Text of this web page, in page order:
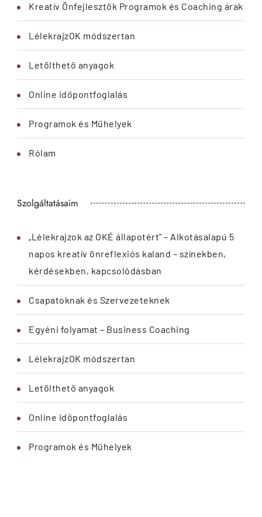
Kreatív Önfejlesztők Programok és Coaching árak
LélekrajzOK módszertan
Letölthető anyagok
Online időpontfoglalás
Programok és Műhelyek
Rólam
Szolgáltatásaim
„Lélekrajzok az OKÉ állapotért” – Alkotásalapú 5
napos kreatív önreflexiós kaland – színekben,
kérdésekben, kapcsolódásban
Csapatoknak és Szervezeteknek
Egyéni folyamat – Business Coaching
LélekrajzOK módszertan
Letölthető anyagok
Online időpontfoglalás
Programok és Műhelyek